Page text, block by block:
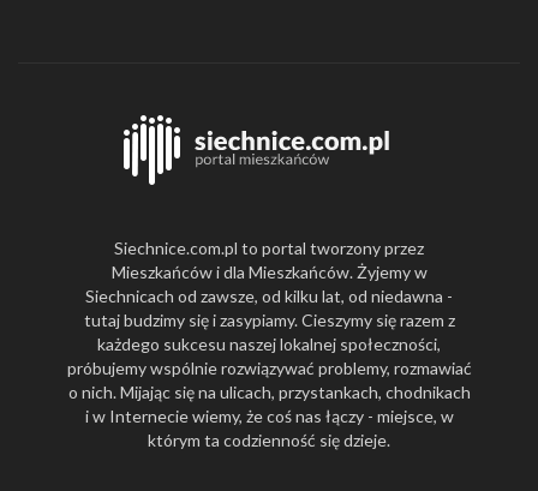
Siechnice.com.pl to portal tworzony przez
Mieszkańców i dla Mieszkańców. Żyjemy w
Siechnicach od zawsze, od kilku lat, od niedawna -
tutaj budzimy się i zasypiamy. Cieszymy się razem z
każdego sukcesu naszej lokalnej społeczności,
próbujemy wspólnie rozwiązywać problemy, rozmawiać
o nich. Mijając się na ulicach, przystankach, chodnikach
i w Internecie wiemy, że coś nas łączy - miejsce, w
którym ta codzienność się dzieje.